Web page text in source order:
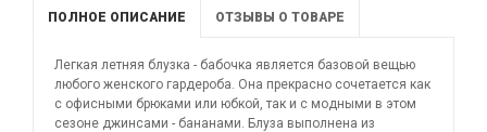
ПОЛНОЕ ОПИСАНИЕ ОТЗЫВЫ О ТОВАРЕ
Легкая летняя блузка - бабочка является базовой вещью
любого женского гардероба. Она прекрасно сочетается как
с офисными брюками или юбкой, так и с модными в этом
сезоне джинсами - бананами. Блуза выполнена из